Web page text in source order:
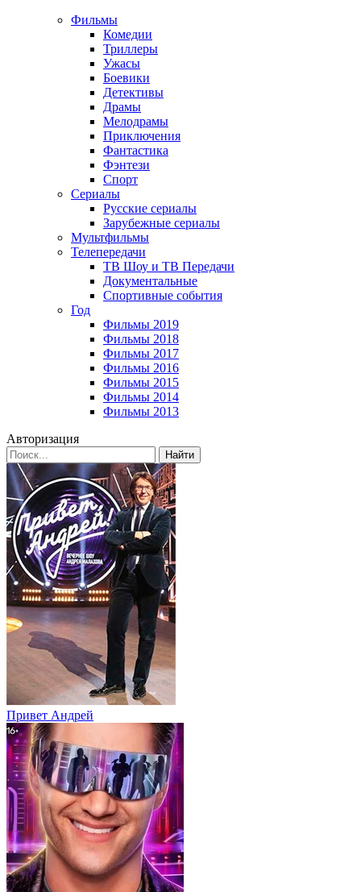
Фильмы
Комедии
Триллеры
Ужасы
Боевики
Детективы
Драмы
Мелодрамы
Приключения
Фантастика
Фэнтези
Спорт
Сериалы
Русские сериалы
Зарубежные сериалы
Мультфильмы
Телепередачи
ТВ Шоу и ТВ Передачи
Документальные
Спортивные события
Год
Фильмы 2019
Фильмы 2018
Фильмы 2017
Фильмы 2016
Фильмы 2015
Фильмы 2014
Фильмы 2013
Авторизация
Найти
Привет Андpей